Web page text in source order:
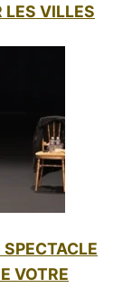
LES VILLES
VOTRE